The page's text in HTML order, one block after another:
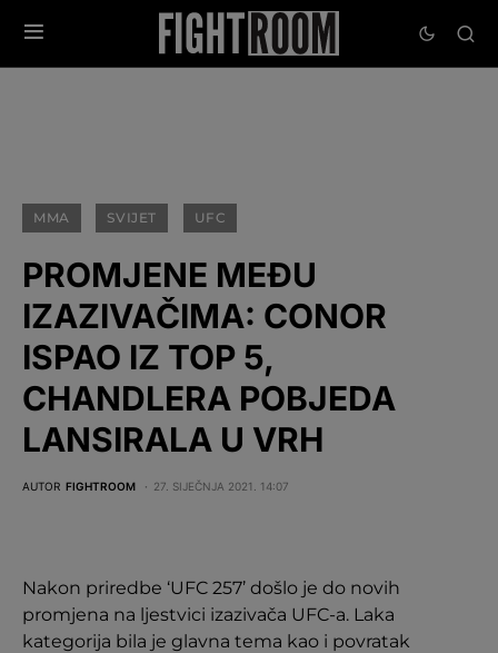
MMA SVIJET UFC
PROMJENE MEĐU
IZAZIVAČIMA: CONOR
ISPAO IZ TOP 5,
CHANDLERA POBJEDA
LANSIRALA U VRH
AUTOR FIGHTROOM 27. SIJEČNJA 2021. 14:07
Nakon priredbe ‘UFC 257’ došlo je do novih
promjena na ljestvici izazivača UFC-a. Laka
kategorija bila je glavna tema kao i povratak